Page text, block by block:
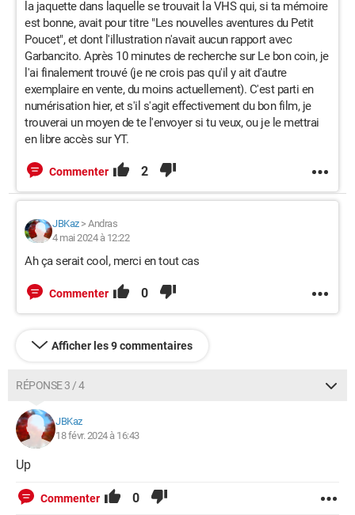
la jaquette dans laquelle se trouvait la VHS qui, si ta mémoire
est bonne, avait pour titre "Les nouvelles aventures du Petit
Poucet", et dont l'illustration n'avait aucun rapport avec
Garbancito. Après 10 minutes de recherche sur Le bon coin, je
l'ai finalement trouvé (je ne crois pas qu'il y ait d'autre
exemplaire en vente, du moins actuellement). C'est parti en
numérisation hier, et s'il s'agit effectivement du bon film, je
trouverai un moyen de te l'envoyer si tu veux, ou je le mettrai
en libre accès sur YT.
Commenter 2
JBKaz> Andras
4 mai 2024 à 12:22
Ah ça serait cool, merci en tout cas
Commenter 0
Afficher les 9 commentaires
RÉPONSE 3 / 4
JBKaz
18 févr. 2024 à 16:43
Up
Commenter 0